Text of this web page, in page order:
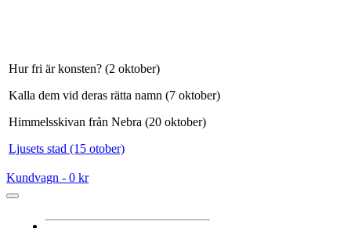
Hur fri är konsten? (2 oktober)
Kalla dem vid deras rätta namn (7 oktober)
Himmelsskivan från Nebra (20 oktober)
Ljusets stad (15 otober)
Kundvagn - 0 kr